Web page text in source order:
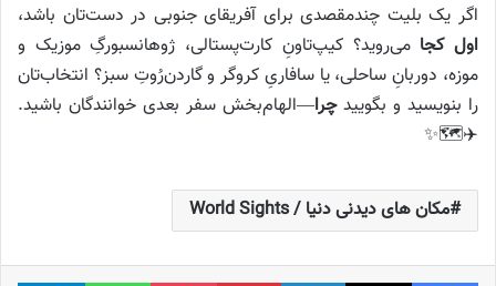
اگر یک بلیت چندمقصدی برای آفریقای جنوبی در دست‌تان باشد،
اول کجا می‌روید؟ کیپ‌تاونِ کارت‌پستالی، ژوهانسبورگِ موزیک و
موزه، دوربانِ ساحلی، یا سافاریِ کروگر و گاردن‌رُوتِ سبز؟ انتخاب‌تان
را بنویسید و بگوییدچرا—الهام‌بخش سفر بعدی خوانندگان باشید.
✈️🗺️✨
مکان های دیدنی دنیا / World Sights
فیس بوک X لینکدین ‫پین‌ترست پاکت واتس آپ